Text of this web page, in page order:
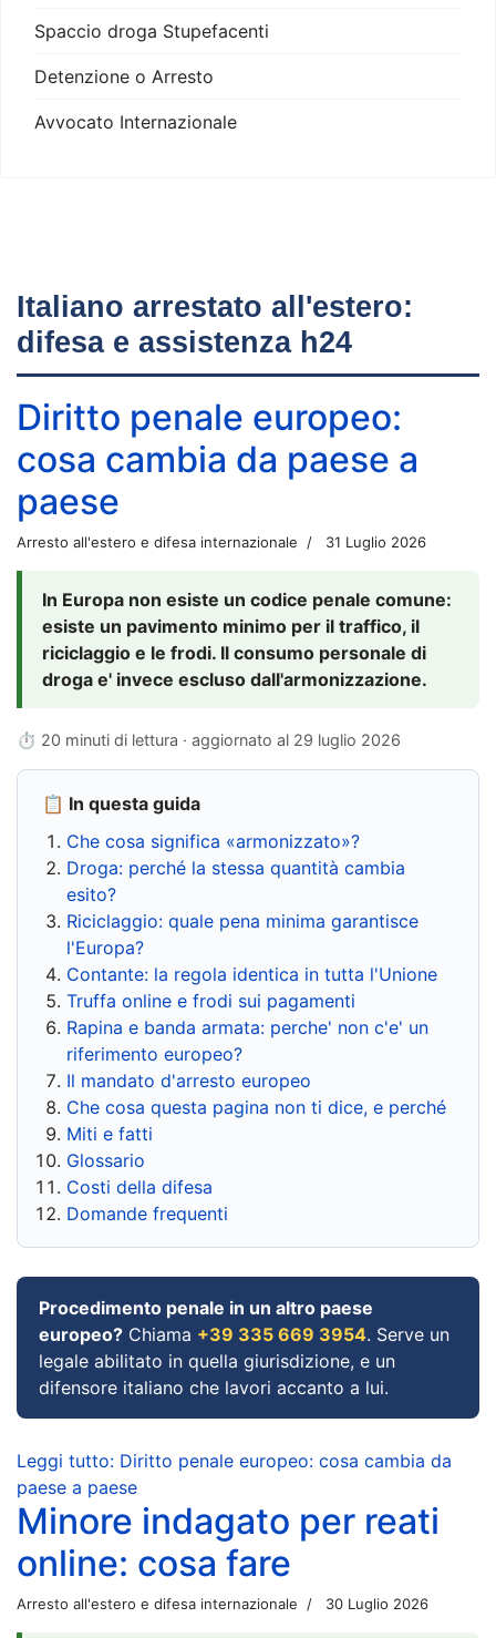
Spaccio droga Stupefacenti
Detenzione o Arresto
Avvocato Internazionale
Italiano arrestato all'estero:
difesa e assistenza h24
Diritto penale europeo:
cosa cambia da paese a
paese
Arresto all'estero e difesa internazionale 31 Luglio 2026
In Europa non esiste un codice penale comune:
esiste un pavimento minimo per il traffico, il
riciclaggio e le frodi. Il consumo personale di
droga e' invece escluso dall'armonizzazione.
⏱ 20 minuti di lettura · aggiornato al 29 luglio 2026
📋 In questa guida
Che cosa significa «armonizzato»?
Droga: perché la stessa quantità cambia
esito?
Riciclaggio: quale pena minima garantisce
l'Europa?
Contante: la regola identica in tutta l'Unione
Truffa online e frodi sui pagamenti
Rapina e banda armata: perche' non c'e' un
riferimento europeo?
Il mandato d'arresto europeo
Che cosa questa pagina non ti dice, e perché
Miti e fatti
Glossario
Costi della difesa
Domande frequenti
Procedimento penale in un altro paese
europeo? Chiama +39 335 669 3954. Serve un
legale abilitato in quella giurisdizione, e un
difensore italiano che lavori accanto a lui.
Leggi tutto: Diritto penale europeo: cosa cambia da
paese a paese
Minore indagato per reati
online: cosa fare
Arresto all'estero e difesa internazionale 30 Luglio 2026